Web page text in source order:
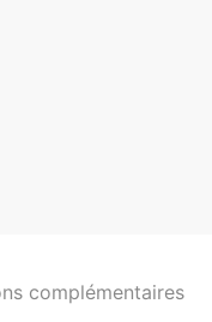
complémentaires